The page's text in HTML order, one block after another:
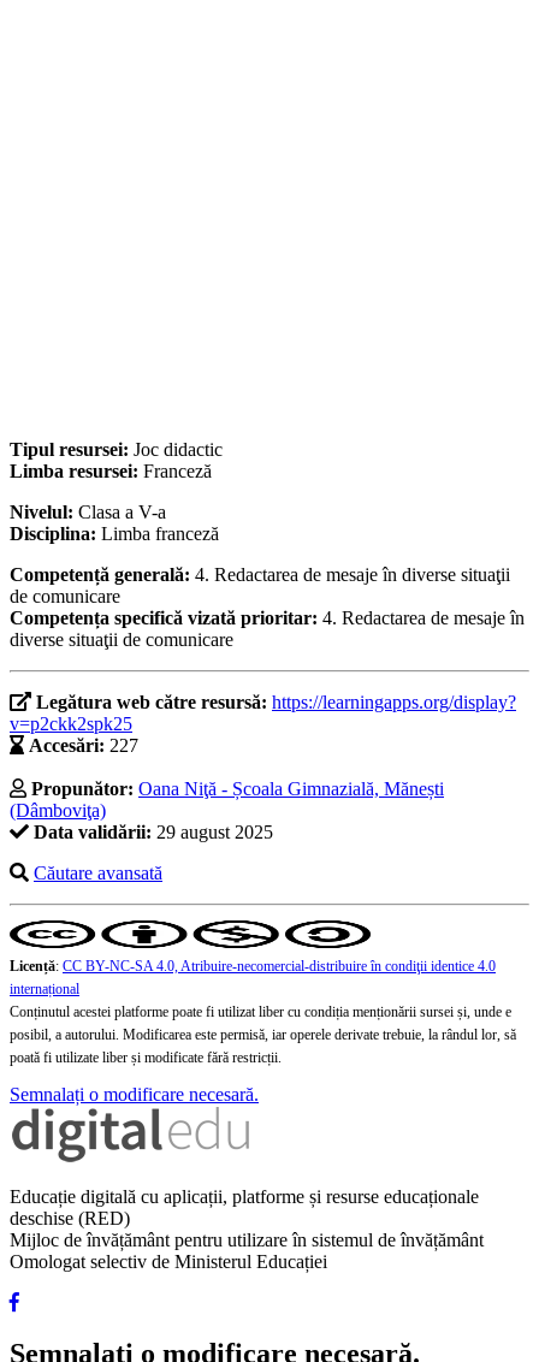
Tipul resursei: Joc didactic
Limba resursei: Franceză
Nivelul: Clasa a V-a
Disciplina: Limba franceză
Competență generală: 4. Redactarea de mesaje în diverse situaţii
de comunicare
Competența specifică vizată prioritar: 4. Redactarea de mesaje în
diverse situaţii de comunicare
Legătura web către resursă: https://learningapps.org/display?
v=p2ckk2spk25
Accesări: 227
Propunător: Oana Niţă - Școala Gimnazială, Mănești
(Dâmboviţa)
Data validării: 29 august 2025
Căutare avansată
Licență: CC BY-NC-SA 4.0, Atribuire-necomercial-distribuire în condiţii identice 4.0
internațional
Conținutul acestei platforme poate fi utilizat liber cu condiția menționării sursei și, unde e
posibil, a autorului. Modificarea este permisă, iar operele derivate trebuie, la rândul lor, să
poată fi utilizate liber și modificate fără restricții.
Semnalați o modificare necesară.
Educație digitală cu aplicații, platforme și resurse educaționale
deschise (RED)
Mijloc de învățământ pentru utilizare în sistemul de învățământ
Omologat selectiv de Ministerul Educației
Semnalați o modificare necesară.